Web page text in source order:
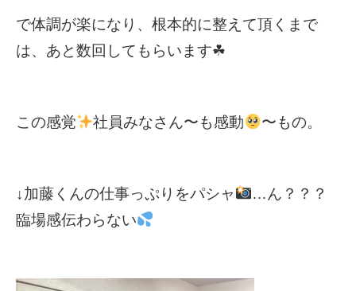
で体調が楽になり、根本的に整えて頂くまで
は、あと数回してもらいます☘
この感覚 社員みなさん〜も感動 〜もの。
↓加藤くんの仕事っぷりをパシャ
…ん？？？
臨場感伝わらない